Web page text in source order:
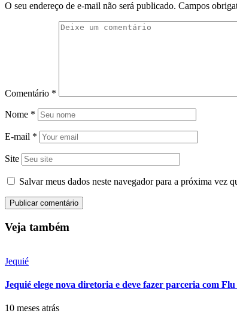
O seu endereço de e-mail não será publicado. Campos
Comentário *
Nome *
E-mail *
Site
Salvar meus dados neste navegador para a próxima vez
Veja também
Jequié
Jequié elege nova diretoria e deve fazer parceria com
10 meses atrás